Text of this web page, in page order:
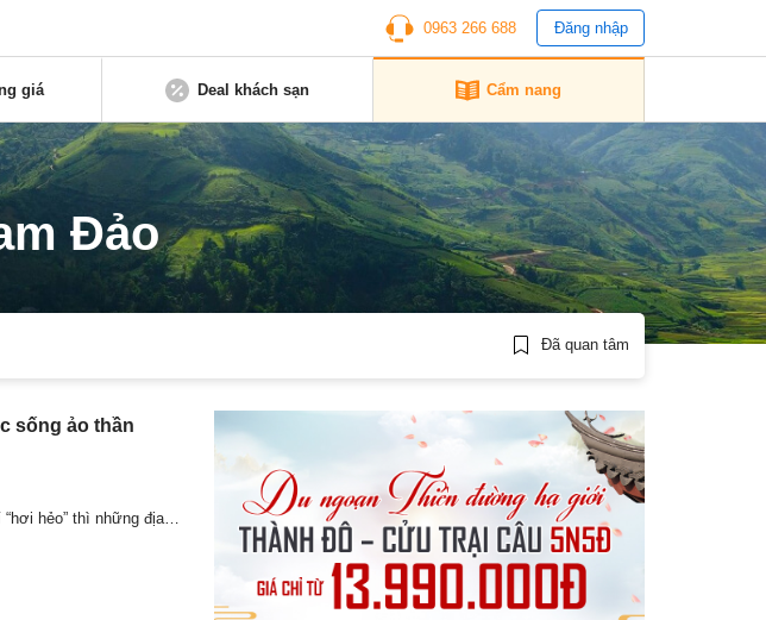
0963 266 688 Đăng nhập
giá Deal khách sạn Cẩm nang
Đảo
Đã quan tâm
sống ảo thần
hẻo” thì những địa…